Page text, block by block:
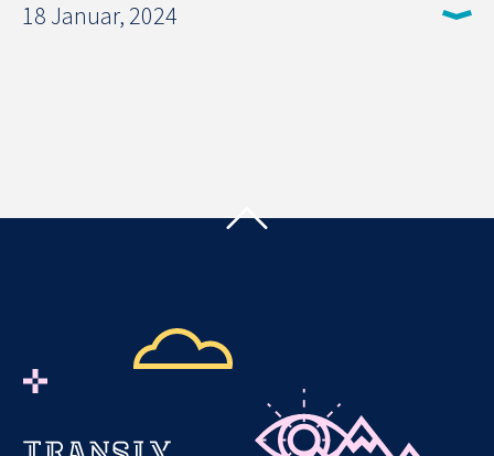
18 Januar, 2024